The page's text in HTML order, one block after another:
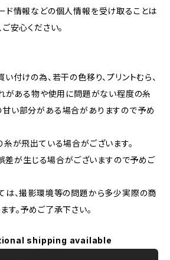
ド情報などの個人情報を受け取ることは
安心ください。
付けの為、若干の色移り、プリントむら、
れがある物や使用に問題がない程度の糸
い部分がある場合がありますので予め
糸が飛出ている場合がございます。
差が生じる場合がございますので予めご
は、撮影環境等の問題から多少実際の商
す。予めご了承下さい。
shipping available